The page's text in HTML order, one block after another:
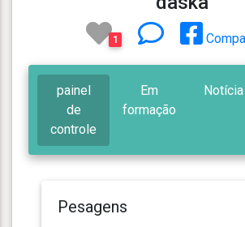
1
painel
de
controle
Em
formação
Notícia
Pesagens